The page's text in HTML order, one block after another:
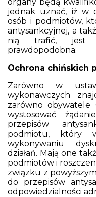
jednak uznać, iż w
osób i podmiotów,
antysankcyjnej, a
nią trafić, jest
prawdopodobna.
Ochrona chińskich
Zarówno w
wykonawczych
zarówno obywatele
wystosować
przepisów
podmiotu, który
wykonywaniu
działań. Mają one
podmiotów i
związku z
do przepisów
odpowiedzialności